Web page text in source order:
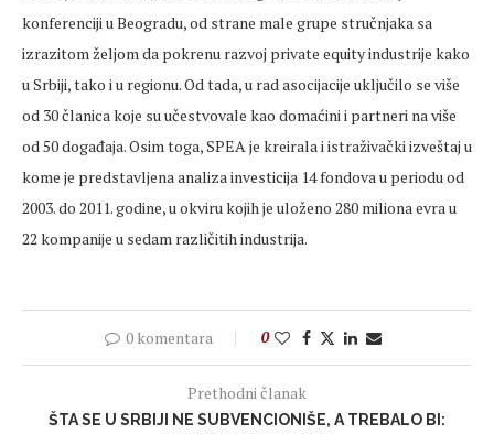
konferenciji u Beogradu, od strane male grupe stručnjaka sa
izrazitom željom da pokrenu razvoj private equity industrije kako
u Srbiji, tako i u regionu. Od tada, u rad asocijacije uključilo se više
od 30 članica koje su učestvovale kao domaćini i partneri na više
od 50 događaja. Osim toga, SPEA je kreirala i istraživački izveštaj u
kome je predstavljena analiza investicija 14 fondova u periodu od
2003. do 2011. godine, u okviru kojih je uloženo 280 miliona evra u
22 kompanije u sedam različitih industrija.
0 komentara 0
Prethodni članak
ŠTA SE U SRBIJI NE SUBVENCIONIŠE, A TREBALO BI: